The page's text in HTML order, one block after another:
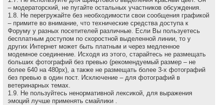
– модераторский, не пугайте остальных участников обсуждения.
1.8. Не перегружайте без необходимости свои сообщения графикой
– примите во внимание, что технические средства доступа к
Форуму у разных посетителей различные. Если Вы пользуетесь
бесплатным доступом по скоростной выделенной линии, то у
других Интернет может быть платным и через медленное
модемное соединение. Исходя из этого, старайтесь не размещать
больших фотографий без превью (рекомендуемый размер – не
более 640 на 480рх), а также не размещать более 3-х фотографий
без превью в один пост. Исключение – для фотографий в
ветеринарных темах.
1.9. Не пользуйтесь ненормативной лексикой, для выражения
эмоций лучше применять смайлики .